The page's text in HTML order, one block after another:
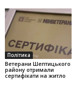
Політика
Ветерани Шептицького
району отримали
сертифікати на житло